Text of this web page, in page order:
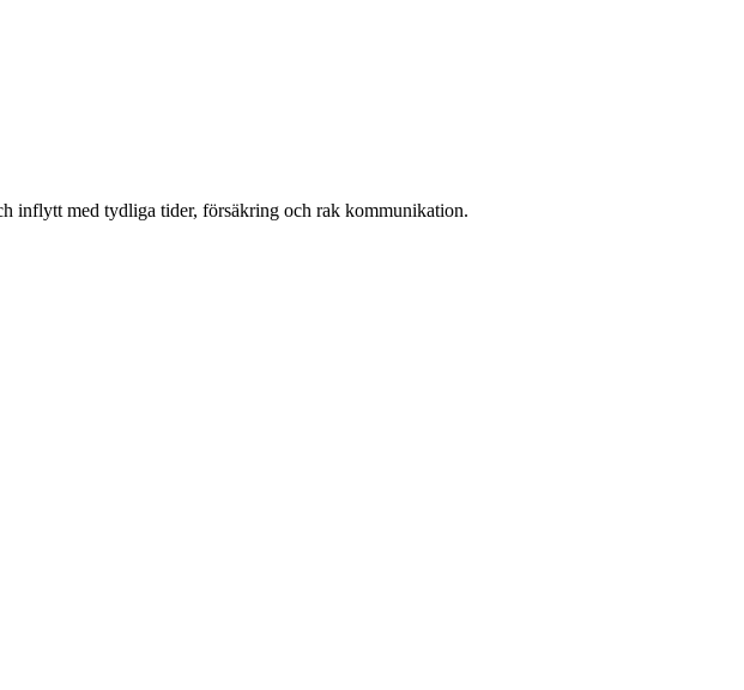
inflytt med tydliga tider, försäkring och rak kommunikation.